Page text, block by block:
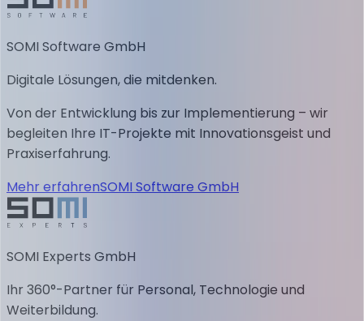
SOMI Software GmbH
Digitale Lösungen, die mitdenken.
Von der Entwicklung bis zur Implementierung – wir
begleiten Ihre IT-Projekte mit Innovationsgeist und
Praxiserfahrung.
Mehr erfahrenSOMI Software GmbH
SOMI Experts GmbH
Ihr 360°-Partner für Personal, Technologie und
Weiterbildung.